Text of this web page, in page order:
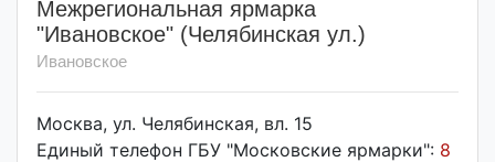
Межрегиональная ярмарка
"Ивановское" (Челябинская ул.)
Ивановское
Москва, ул. Челябинская, вл. 15
Единый телефон ГБУ "Московские ярмарки": 8